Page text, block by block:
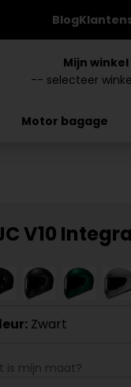
Blog
Mijn winkel
Motor bagage
V10
Zwart
is mijn maat?